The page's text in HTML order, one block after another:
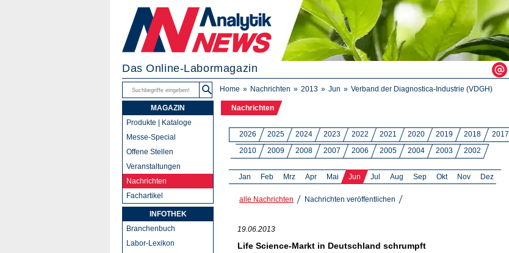
Das Online-Labormagazin
Home Nachrichten 2013 Jun Verband der Diagnostica-Industrie (VDGH)
Nachrichten
2026 2025 2024 2023 2022 2021 2020 2019 2018 2017
2010
2009 2008 2007 2006 2005 2004 2003 2002
Jan Feb Mrz Apr Mai Jun Jul Aug Sep Okt Nov Dez
alle Nachrichten Nachrichten veröffentlichen
19.06.2013
Life Science-Markt in Deutschland schrumpft
MAGAZIN
Produkte | Kataloge
Messe-Special
Offene Stellen
Veranstaltungen
Nachrichten
Fachartikel
INFOTHEK
Branchenbuch
Labor-Lexikon